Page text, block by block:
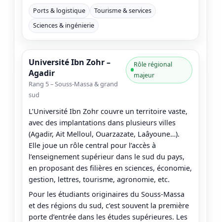
Ports & logistique
Tourisme & services
Sciences & ingénierie
Université Ibn Zohr –
Agadir
Rang 5 – Souss-Massa & grand
sud
Rôle régional
majeur
L’Université Ibn Zohr couvre un territoire vaste,
avec des implantations dans plusieurs villes
(Agadir, Ait Melloul, Ouarzazate, Laâyoune…).
Elle joue un rôle central pour l’accès à
l’enseignement supérieur dans le sud du pays,
en proposant des filières en sciences, économie,
gestion, lettres, tourisme, agronomie, etc.
Pour les étudiants originaires du Souss-Massa
et des régions du sud, c’est souvent la première
porte d’entrée dans les études supérieures. Les